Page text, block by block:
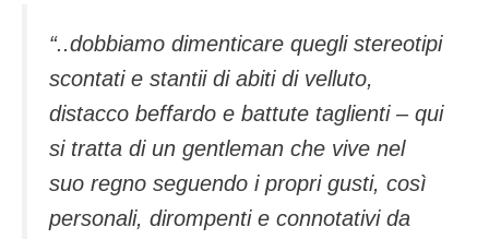
“..dobbiamo dimenticare quegli stereotipi
scontati e stantii di abiti di velluto,
distacco beffardo e battute taglienti – qui
si tratta di un gentleman che vive nel
suo regno seguendo i propri gusti, così
personali, dirompenti e connotativi da